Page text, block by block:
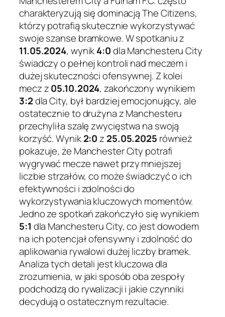
charakteryzują się dominacją The Citizens,
którzy potrafią skutecznie wykorzystywać
swoje szanse bramkowe. W spotkaniu z
11.05.2024, wynik4:0dla Manchesteru City
świadczy o pełnej kontroli nad meczem i
dużej skuteczności ofensywnej. Z kolei
mecz z05.10.2024, zakończony wynikiem
3:2dla City, był bardziej emocjonujący, ale
ostatecznie to drużyna z Manchesteru
przechyliła szalę zwycięstwa na swoją
korzyść. Wynik2:0z 25.05.2025 również
pokazuje, że Manchester City potrafi
wygrywać mecze nawet przy mniejszej
liczbie strzałów, co może świadczyć o ich
efektywności i zdolności do
wykorzystywania kluczowych momentów.
Jedno ze spotkań zakończyło się wynikiem
5:1 dla Manchesteru City, co jest dowodem
na ich potencjał ofensywny i zdolność do
aplikowania rywalowi dużej liczby bramek.
Analiza tych detali jest kluczowa dla
zrozumienia, w jaki sposób oba zespoły
podchodzą do rywalizacji i jakie czynniki
decydują o ostatecznym rezultacie.